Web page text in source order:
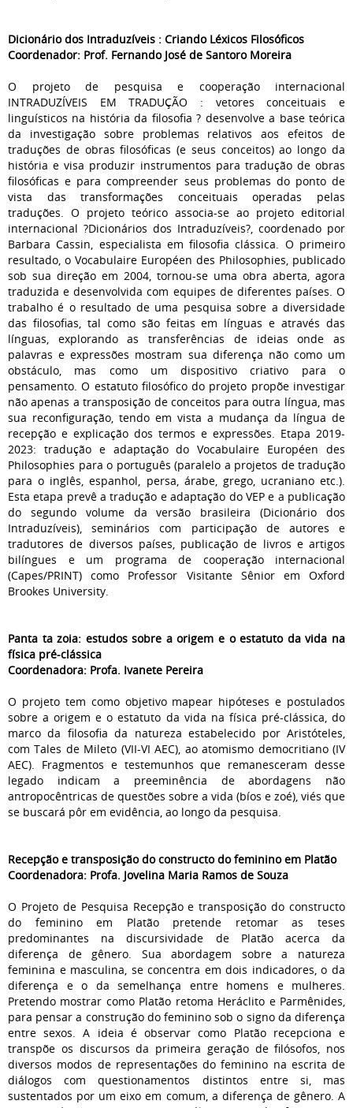
Dicionário dos Intraduzíveis : Criando Léxicos Filosóficos
Coordenador: Prof. Fernando José de Santoro Moreira
O projeto de pesquisa e cooperação internacional
INTRADUZÍVEIS EM TRADUÇÃO : vetores conceituais e
linguísticos na história da filosofia ? desenvolve a base teórica
da investigação sobre problemas relativos aos efeitos de
traduções de obras filosóficas (e seus conceitos) ao longo da
história e visa produzir instrumentos para tradução de obras
filosóficas e para compreender seus problemas do ponto de
vista das transformações conceituais operadas pelas
traduções. O projeto teórico associa-se ao projeto editorial
internacional ?Dicionários dos Intraduzíveis?, coordenado por
Barbara Cassin, especialista em filosofia clássica. O primeiro
resultado, o Vocabulaire Européen des Philosophies, publicado
sob sua direção em 2004, tornou-se uma obra aberta, agora
traduzida e desenvolvida com equipes de diferentes países. O
trabalho é o resultado de uma pesquisa sobre a diversidade
das filosofias, tal como são feitas em línguas e através das
línguas, explorando as transferências de ideias onde as
palavras e expressões mostram sua diferença não como um
obstáculo, mas como um dispositivo criativo para o
pensamento. O estatuto filosófico do projeto propõe investigar
não apenas a transposição de conceitos para outra língua, mas
sua reconfiguração, tendo em vista a mudança da língua de
recepção e explicação dos termos e expressões. Etapa 2019-
2023: tradução e adaptação do Vocabulaire Européen des
Philosophies para o português (paralelo a projetos de tradução
para o inglês, espanhol, persa, árabe, grego, ucraniano etc.).
Esta etapa prevê a tradução e adaptação do VEP e a publicação
do segundo volume da versão brasileira (Dicionário dos
Intraduzíveis), seminários com participação de autores e
tradutores de diversos países, publicação de livros e artigos
bilíngues e um programa de cooperação internacional
(Capes/PRINT) como Professor Visitante Sênior em Oxford
Brookes University.
Panta ta zoia: estudos sobre a origem e o estatuto da vida na
física pré-clássica
Coordenadora: Profa. Ivanete Pereira
O projeto tem como objetivo mapear hipóteses e postulados
sobre a origem e o estatuto da vida na física pré-clássica, do
marco da filosofia da natureza estabelecido por Aristóteles,
com Tales de Mileto (VII-VI AEC), ao atomismo democritiano (IV
AEC). Fragmentos e testemunhos que remanesceram desse
legado indicam a preeminência de abordagens não
antropocêntricas de questões sobre a vida (bíos e zoé), viés que
se buscará pôr em evidência, ao longo da pesquisa.
Recepção e transposição do constructo do feminino em Platão
Coordenadora: Profa. Jovelina Maria Ramos de Souza
O Projeto de Pesquisa Recepção e transposição do constructo
do feminino em Platão pretende retomar as teses
predominantes na discursividade de Platão acerca da
diferença de gênero. Sua abordagem sobre a natureza
feminina e masculina, se concentra em dois indicadores, o da
diferença e o da semelhança entre homens e mulheres.
Pretendo mostrar como Platão retoma Heráclito e Parmênides,
para pensar a construção do feminino sob o signo da diferença
entre sexos. A ideia é observar como Platão recepciona e
transpõe os discursos da primeira geração de filósofos, nos
diversos modos de representações do feminino na escrita de
diálogos com questionamentos distintos entre si, mas
sustentados por um eixo em comum, a diferença de gênero. A